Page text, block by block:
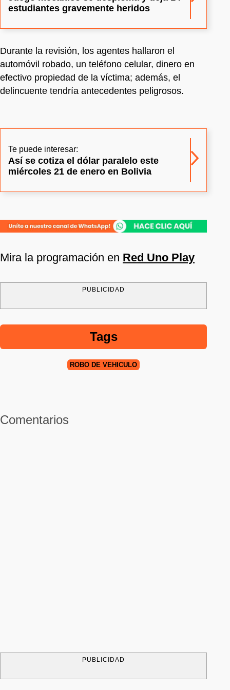
estudiantes gravemente heridos
Durante la revisión, los agentes hallaron el
automóvil robado, un teléfono celular, dinero en
efectivo propiedad de la víctima; además, el
delincuente tendría antecedentes peligrosos.
Te puede interesar:
Así se cotiza el dólar paralelo este
miércoles 21 de enero en Bolivia
Mira la programación en Red Uno Play
PUBLICIDAD
Tags
ROBO DE VEHÍCULO
Comentarios
PUBLICIDAD